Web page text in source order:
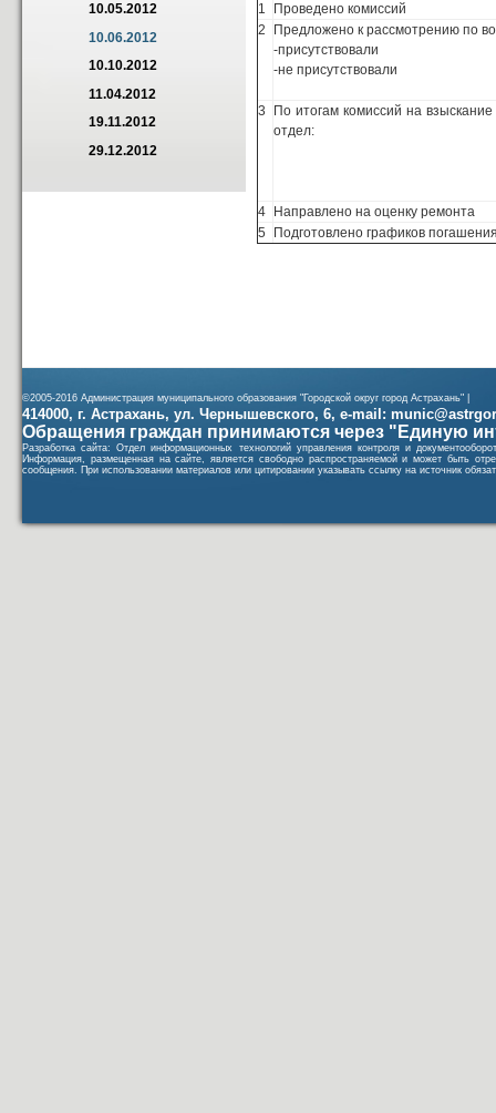
10.05.2012
10.06.2012
10.10.2012
11.04.2012
19.11.2012
29.12.2012
1
Проведено комиссий
2
Предложено к рассмотрению по
-присутствовали
-не присутствовали
3
По итогам комиссий на
отдел:
4
Направлено на оценку ремонта
5
Подготовлено графиков
©2005-2016 Администрация муниципального образования "Городской округ город Астрахань" |
414000, г. Астрахань, ул. Чернышевского, 6, e-mail:
Обращения граждан принимаются через "Единую
Разработка сайта: Отдел информационных технологий управления контроля и
Информация, размещенная на сайте, является свободно распространяемой и может быть
сообщения. При использовании материалов или цитировании указывать ссылку на источник